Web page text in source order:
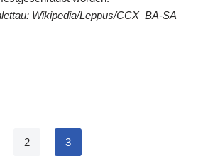
Wikipedia/Leppus/CCX_BA-SA
2 3